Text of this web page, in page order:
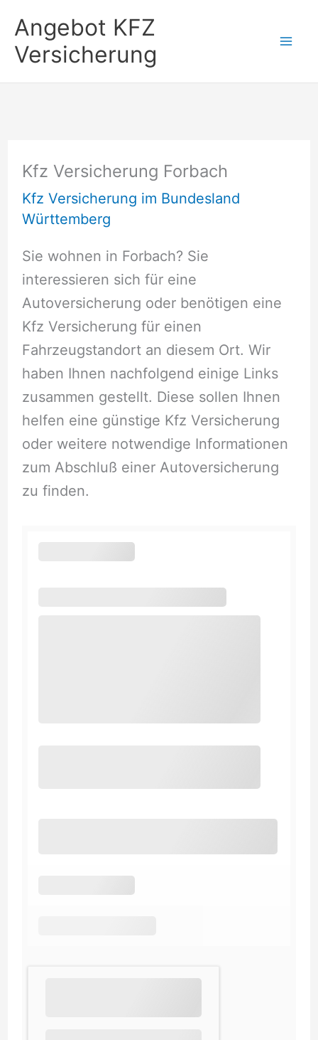
Inhalt
springen
Angebot KFZ
Versicherung
Kfz Versicherung Forbach
Kfz Versicherung im Bundesland
Württemberg
Sie wohnen in Forbach? Sie
interessieren sich für eine
Autoversicherung oder benötigen eine
Kfz Versicherung für einen
Fahrzeugstandort an diesem Ort. Wir
haben Ihnen nachfolgend einige Links
zusammen gestellt. Diese sollen Ihnen
helfen eine günstige Kfz Versicherung
oder weitere notwendige Informationen
zum Abschluß einer Autoversicherung
zu finden.